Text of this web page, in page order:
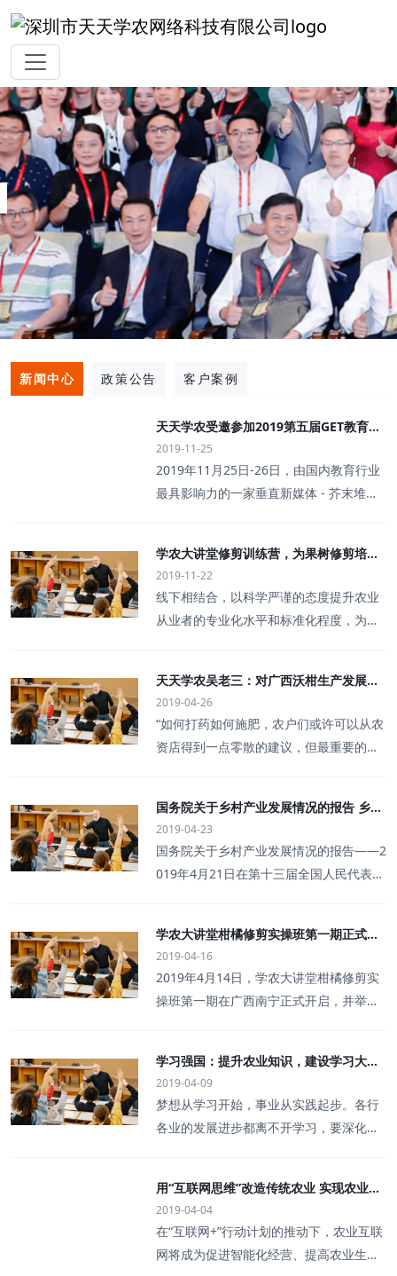
新闻中心 政策公告 客户案例
天天学农受邀参加2019第五届GET教育科
技大会 CEO赵广发表《农民职业教育的探
索与实践》的演讲
2019-11-25
2019年11月25日-26日，由国内教育行业
最具影响力的一家垂直新媒体 - 芥末堆主
赵广受邀参会并发表了题为《农民职业教
育的探索与实践》的演讲。大会吸引全球4
0个国家及地区的数万名教育行业同仁，2
00多位全球教育行业大咖参会，邀请新东
P 、科大讯飞、果壳、天天学农等各行业
领军人、专家、教授亲临现场，以“教-学-
用”三者合一的理念和思路，构建2天8大会
议模块14场热点论坛，从全球、全领域、
农民职业教
学农大讲堂修剪训练营，为果树修剪培养
专业人才
2019-11-22
线下相结合，以科学严谨的态度提升农业
从业者的专业化水平和标准化程度，为三
经连续在全国各地开展了数十期线下专题
培训，开营地涉及含桂林、柳州、赣州、
眉山、济南、资阳、苏州、成都、南京等
多个县市，培训内容包含柑橘、草莓、葡
不同需求，学农大讲堂细分出“修剪训练
营”、“管理冲刺班”、“培训课”等多个子项
目课程，其中“修剪训练营”报名一直十分
火爆，不仅举办了多期针对所有种果人的
标，开设了学农大讲堂•修剪大师训练营。
第一期修剪大
天天学农吴老三：对广西沃柑生产发展的
几点建议！
2019-04-26
“如何打药如何施肥，农户们或许可以从农
资店得到一点零散的建议，但最重要的种
树，大小年严重的无花树，这些其实都能
通过修剪来改变。” 201
9年4月14日-4月19日，由天天学农主办的
《学农大讲堂柑橘实操修剪班第一期》历
员们流了不少汗，更收获了实实在在的修
剪技术。课程结束一周多了，学习群里关
于农技的讨论仍十分热烈，大家亲切地称
吴老师为“三哥”。“吴老三”原名吴承需，祖
国务院关于乡村产业发展情况的报告 乡村
振兴，产业兴旺是基础
2019-04-23
国务院关于乡村产业发展情况的报告——2
019年4月21日在第十三届全国人民代表大
中央、国务院高度重视乡村产业发展。习
近平总书记指出，产业兴旺是解决农村一
切问题的前提，要推动乡村产业振兴，紧
紧围绕发展现代农业，围绕农村一二三产
总理强调，要深入实施“互联网＋农业”，
支持返乡入乡创业创新，推动一二三产业
融合发展。各有关部门认真贯彻落实党中
央、国务院决策部署，大力实施乡村振兴
供了重要支撑。一、乡村产业发展取得积
极成效乡村产
学农大讲堂柑橘修剪实操班第一期正式开
启！ 此次开班受到了广大果农的热烈欢迎
2019-04-16
2019年4月14日，学农大讲堂柑橘修剪实
操班第一期在广西南宁正式开启，并举办
多位果农怀着极大的热情开启了柑橘修剪
技术课程的学习。▲学员们认真听讲，为
下果园实操作准备此次柑橘修剪实操班由
天天学农发起举办，柑橘修剪专家“吴老
靠种植柑橘成为万元户，之后被赣州引进
为柑橘技术专家。吴老三多年来一直在一
线服务果农，组建了八十余人修剪队。他
从事修剪研究 20 余年，服务过上百万亩
学习强国：提升农业知识，建设学习大国
天天学农课程入驻“学习强国”APP为全国
广大党员群众提供农业知识
2019-04-09
梦想从学习开始，事业从实践起步。各行
各业的发展进步都离不开学习，要深化农
代中国特色社会主义思想为指导，不断深
入学习先进的农业知识。自4月3日起，全
国各地广大党员群众就可以通过“学习强
国”APP中的天天学农栏目来学习丰富实用
用“互联网思维”改造传统农业 实现农业生
产的标准化，有效减少行业中间环节，升
级产品经营模式
2019-04-04
在“互联网+”行动计划的推动下，农业互联
网将成为促进智能化经营、提高农业生产